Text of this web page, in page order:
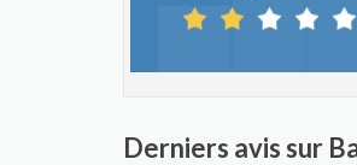
Derniers avis sur